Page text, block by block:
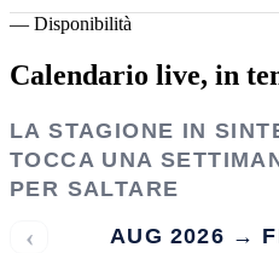
— Disponibilità
Calendario live, in
LA STAGIONE IN
TOCCA UNA
PER SALTARE
‹ AUG 2026 →